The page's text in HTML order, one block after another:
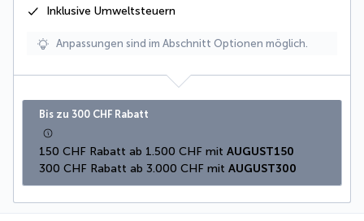
Inklusive Umweltsteuern
Anpassungen sind im Abschnitt Optionen möglich.
Bis zu 300 CHF Rabatt
150 CHF Rabatt ab 1.500 CHF mit AUGUST150
300 CHF Rabatt ab 3.000 CHF mit AUGUST300